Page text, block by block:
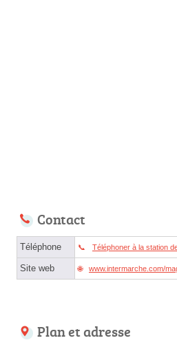
Contact
Téléphone Téléphoner à la station
Site web www.intermarche.com/
Plan et adresse